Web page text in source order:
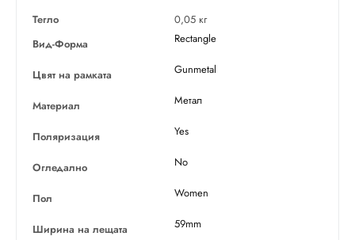
Тегло
0,05 кг
Вид-Форма
Rectangle
Цвят на рамката Gunmetal
Материал Метал
Поляризация Yes
Огледално No
Пол Women
Ширина на лещата 59mm